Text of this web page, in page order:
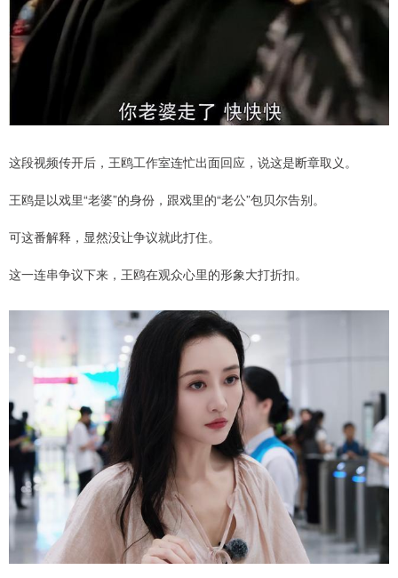
这段视频传开后，王鸥工作室连忙出面回应，说这是断章取义。
王鸥是以戏里“老婆”的身份，跟戏里的“老公”包贝尔告别。
可这番解释，显然没让争议就此打住。
这一连串争议下来，王鸥在观众心里的形象大打折扣。